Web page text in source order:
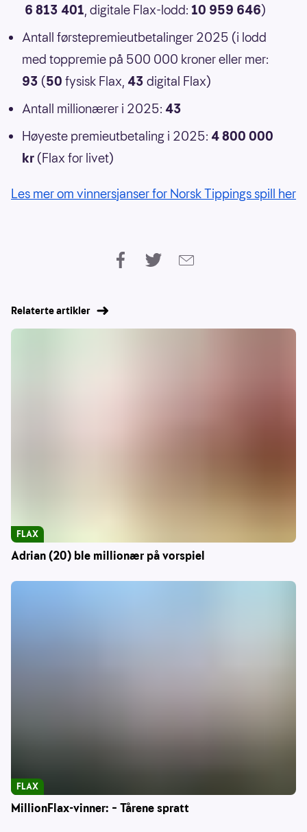
6 813 401, digitale Flax-lodd: 10 959 646)
Antall førstepremieutbetalinger 2025 (i lodd
med toppremie på 500 000 kroner eller mer:
93 (50 fysisk Flax, 43 digital Flax)
Antall millionærer i 2025: 43
Høyeste premieutbetaling i 2025: 4 800 000
kr (Flax for livet)
Les mer om vinnersjanser for Norsk Tippings spill her
Relaterte artikler
Adrian (20) ble millionær på vorspiel
FLAX
MillionFlax-vinner: – Tårene spratt
FLAX